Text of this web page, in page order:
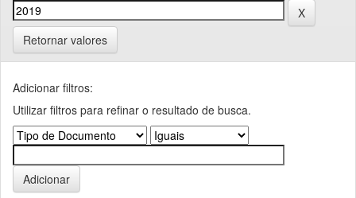
Retornar valores
Adicionar filtros:
Utilizar filtros para refinar o resultado de busca.